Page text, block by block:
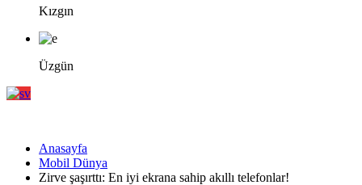
Kızgın
Üzgün
Anasayfa
Mobil Dünya
Zirve şaşırttı: En iyi ekrana sahip akıllı telefonlar!